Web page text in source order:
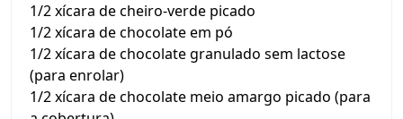
1/2 xícara de cheiro-verde picado
1/2 xícara de chocolate em pó
1/2 xícara de chocolate granulado sem lactose
(para enrolar)
1/2 xícara de chocolate meio amargo picado (para